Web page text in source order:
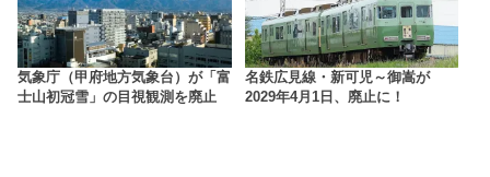
気象庁（甲府地方気象台）が「富
士山初冠雪」の目視観測を廃止
名鉄広見線・新可児～御嵩が
2029年4月1日、廃止に！